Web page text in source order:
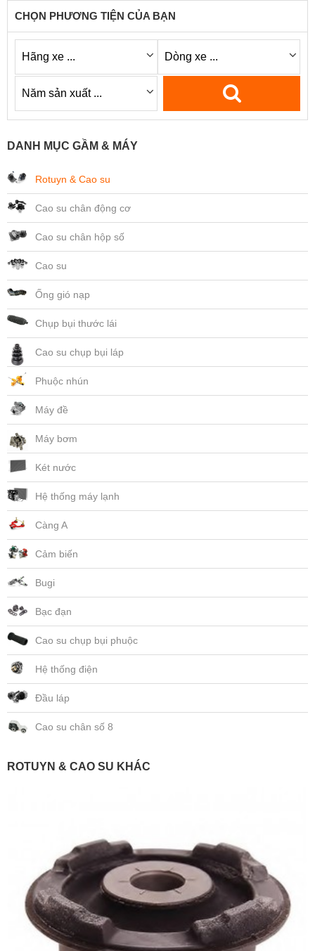
CHỌN PHƯƠNG TIỆN CỦA BẠN
DANH MỤC GẦM & MÁY
Rotuyn & Cao su
Cao su chân động cơ
Cao su chân hộp số
Cao su
Ống gió nạp
Chụp bụi thước lái
Cao su chụp bụi láp
Phuộc nhún
Máy đề
Máy bơm
Két nước
Hệ thống máy lạnh
Càng A
Cảm biến
Bugi
Bạc đạn
Cao su chụp bụi phuộc
Hệ thống điện
Đầu láp
Cao su chân số 8
ROTUYN & CAO SU KHÁC